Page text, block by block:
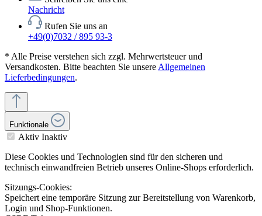
Nachricht
Rufen Sie uns an
+49(0)7032 / 895 93-3
* Alle Preise verstehen sich zzgl. Mehrwertsteuer und
Versandkosten. Bitte beachten Sie unsere Allgemeinen
Lieferbedingungen.
Funktionale
Aktiv Inaktiv
Diese Cookies und Technologien sind für den sicheren und
technisch einwandfreien Betrieb unseres Online-Shops erforderlich.
Sitzungs-Cookies:
Speichert eine temporäre Sitzung zur Bereitstellung von Warenkorb,
Login und Shop-Funktionen.